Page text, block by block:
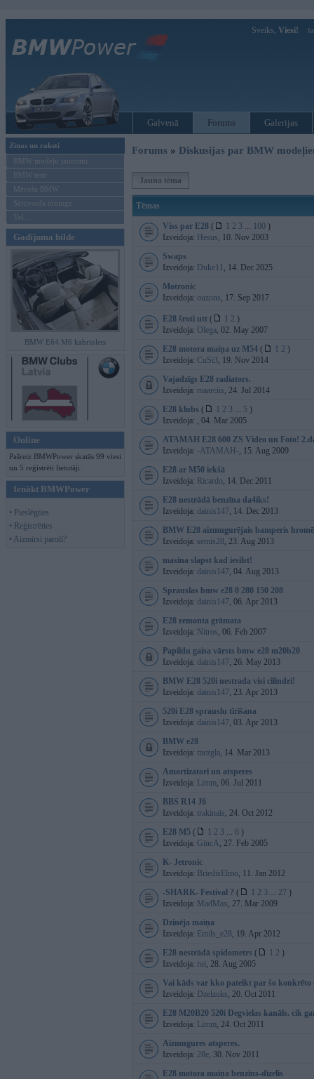
Sveiks, Viesi!
Galvenā Forums Galerijas
Ziņas un raksti
BMW modeļu jaunumi
BMW testi
Mēneša BMW
Sērijveida tūnings
Vel...
Gadījuma bilde
BMW E64 M6 kabriolets
Online
Pašreiz BMWPower skatās 99 viesi
un 5 reģistrēti lietotāji.
Ienākt BMWPower
• Pieslēgties
• Reģistrēties
• Aizmirsi paroli?
Forums » Diskusijas par BMW
Jauna tēma
Tēmas
Viss par E28 ( 1 2 3 ... 100 )
Izveidoja: Hesus, 10. Nov 2003
Swaps
Izveidoja: Duke11 , 14. Dec 2025
Motronic
Izveidoja: ouzons, 17. Sep 2017
E28 šroti utt ( 1 2 )
Izveidoja: Olega, 02. May 2007
E28 motora maiņa uz M54 ( 1 2 )
Izveidoja: CuSi3, 19. Nov 2014
Vajadzīgs E28 radiators.
Izveidoja: maarciis, 24. Jul 2014
E28 klubs ( 1 2 3 ... 5 )
Izveidoja: , 04. Mar 2005
ATAMAH E28 600 ZS Video un Foto!
Izveidoja: -ATAMAH-, 15. Aug 2009
E28 ar M50 iekšā
Izveidoja: Ricardo, 14. Dec 2011
E28 nestrādā benzīna da4iks!
Izveidoja: dainis147, 14. Dec 2013
BMW E28 aizmugurējais bamperis
Izveidoja: semis28, 23. Aug 2013
masina slapst kad iesilst!
Izveidoja: dainis147, 04. Aug 2013
Sprauslas bmw e28 0 280 150 208
Izveidoja: dainis147, 06. Apr 2013
E28 remonta grāmata
Izveidoja: Nitros, 06. Feb 2007
Papildu gaisa vārsts bmw e28 m20b20
Izveidoja: dainis147, 26. May 2013
BMW E28 520i nestrada visi cilindri!
Izveidoja: dainis147, 23. Apr 2013
520i E28 sprauslu tīrīšana
Izveidoja: dainis147, 03. Apr 2013
BMW e28
Izveidoja: mezgla, 14. Mar 2013
Amortizatori un atsperes
Izveidoja: Limm, 06. Jul 2011
BBS R14 J6
Izveidoja: trakinais, 24. Oct 2012
E28 M5 ( 1 2 3 ... 6 )
Izveidoja: GincA, 27. Feb 2005
K- Jetronic
Izveidoja: BriedisElmo, 11. Jan 2012
-SHARK- Festival ? ( 1 2 3 ... 27 )
Izveidoja: MadMax, 27. Mar 2009
Dzinēja maiņa
Izveidoja: Emils_e28, 19. Apr 2012
E28 nestrādā spidometrs ( 1 2 )
Izveidoja: roi, 28. Aug 2005
Vai kāds var kko pateikt par šo konkrēto
Izveidoja: Dzelzuks, 20. Oct 2011
E28 M20B20 520i Degvielas kanāls. cik
Izveidoja: Limm, 24. Oct 2011
Aizmugures atsperes.
Izveidoja: 28e, 30. Nov 2011
E28 motora maiņa benzīns-dīzelis